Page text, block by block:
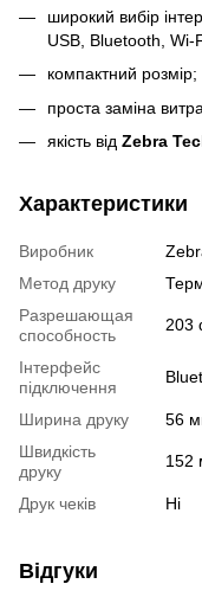
широкий вибір
USB, Bluetooth, Wi-
компактний розмір;
проста заміна
якість від Zebra
Характеристики
Виробник
Метод друку
Разрешающая
способность
203
Інтерфейс
підключення
Ширина друку
56
Швидкість
друку
152
Друк чеків Ні
Відгуки